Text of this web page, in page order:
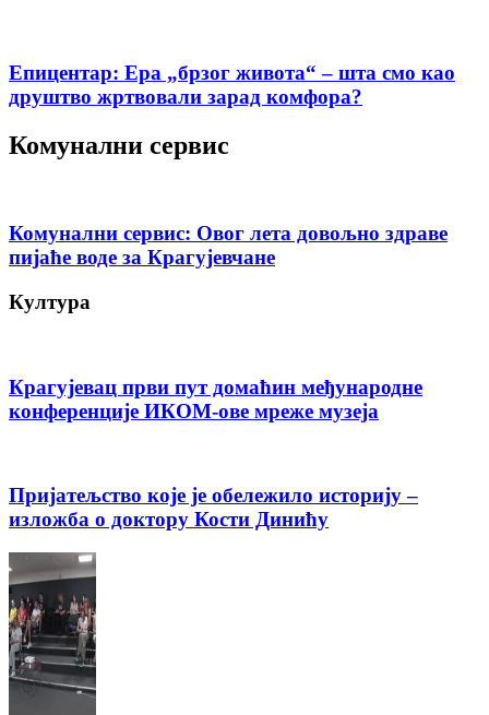
Епицентар: Ера „брзог живота“ – шта смо као
друштво жртвовали зарад комфора?
Комунални сервис
Комунални сервис: Овог лета довољно здраве
пијаће воде за Крагујевчане
Култура
Крагујевац први пут домаћин међународне
конференције ИКОМ-ове мреже музеја
Пријатељство које је обележило историју –
изложба о доктору Кости Динићу